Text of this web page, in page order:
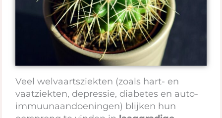
Veel welvaartsziekten (zoals hart- en
vaatziekten, depressie, diabetes en auto-
immuunaandoeningen) blijken hun